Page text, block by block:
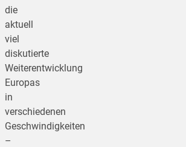
die
aktuell
viel
diskutierte
Weiterentwicklung
Europas
in
verschiedenen
Geschwindigkeiten
–